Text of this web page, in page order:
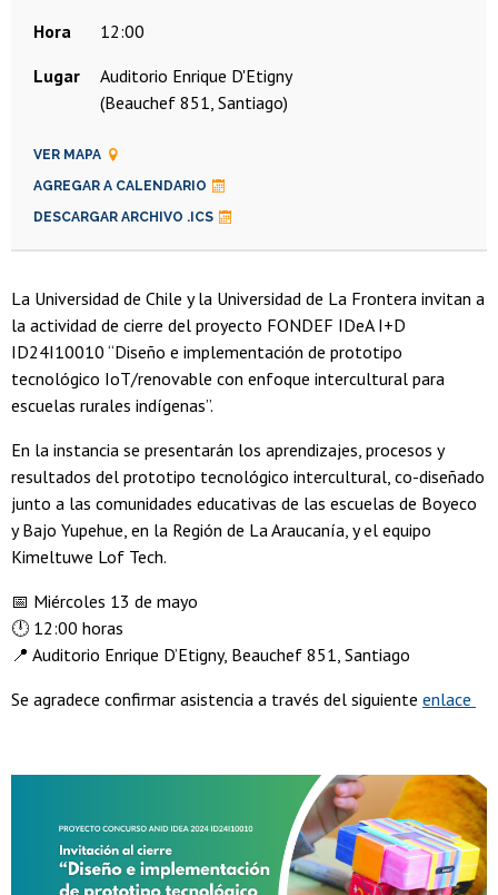
Hora
12:00
Lugar
Auditorio Enrique D'Etigny
(Beauchef 851, Santiago)
VER MAPA
AGREGAR A CALENDARIO
DESCARGAR ARCHIVO .ICS
La Universidad de Chile y la Universidad de La Frontera invitan a
la actividad de cierre del proyecto FONDEF IDeA I+D
ID24I10010 “Diseño e implementación de prototipo
tecnológico IoT/renovable con enfoque intercultural para
escuelas rurales indígenas”.
En la instancia se presentarán los aprendizajes, procesos y
resultados del prototipo tecnológico intercultural, co-diseñado
junto a las comunidades educativas de las escuelas de Boyeco
y Bajo Yupehue, en la Región de La Araucanía, y el equipo
Kimeltuwe Lof Tech.
📅 Miércoles 13 de mayo
🕛 12:00 horas
📍 Auditorio Enrique D’Etigny, Beauchef 851, Santiago
Se agradece confirmar asistencia a través del siguiente enlace